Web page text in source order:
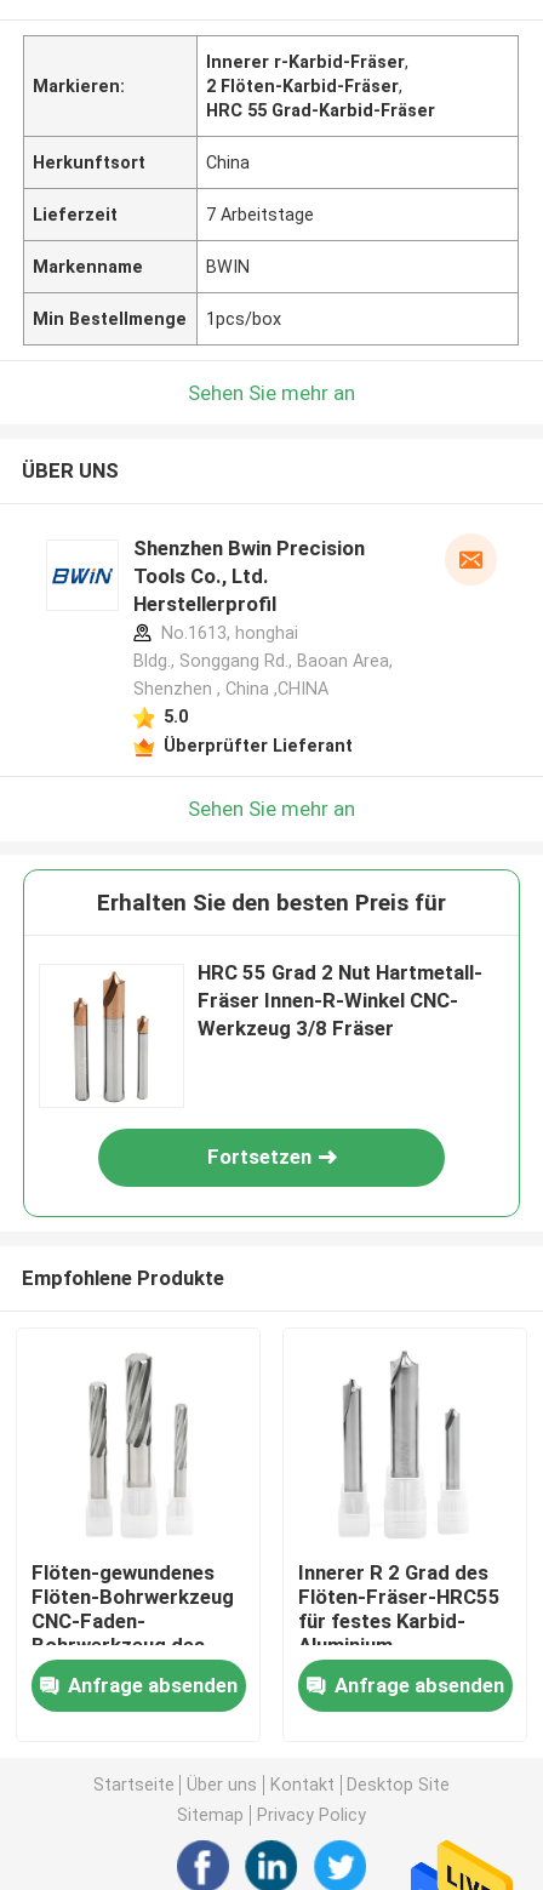
Markieren:
Innerer r-Karbid-Fräser,
2 Flöten-Karbid-Fräser,
HRC 55 Grad-Karbid-Fräser
Herkunftsort China
Lieferzeit 7 Arbeitstage
Markenname BWIN
Min Bestellmenge 1pcs/box
Sehen Sie mehr an
ÜBER UNS
Shenzhen Bwin Precision
Tools Co., Ltd.
Herstellerprofil
No.1613, honghai
Bldg., Songgang Rd., Baoan Area,
Shenzhen , China ,CHINA
5.0
Überprüfter Lieferant
Sehen Sie mehr an
Erhalten Sie den besten Preis für
HRC 55 Grad 2 Nut Hartmetall-
Fräser Innen-R-Winkel CNC-
Werkzeug 3/8 Fräser
Fortsetzen
Empfohlene Produkte
Flöten-gewundenes
Flöten-Bohrwerkzeug
CNC-Faden-
Bohrwerkzeug des
Hartmetall-6 für
Aluminium
Anfrage absenden
Innerer R 2 Grad des
Flöten-Fräser-HRC55
für festes Karbid-
Aluminium
Anfrage absenden
Startseite Über uns Kontakt
Desktop Site
Sitemap
Privacy Policy